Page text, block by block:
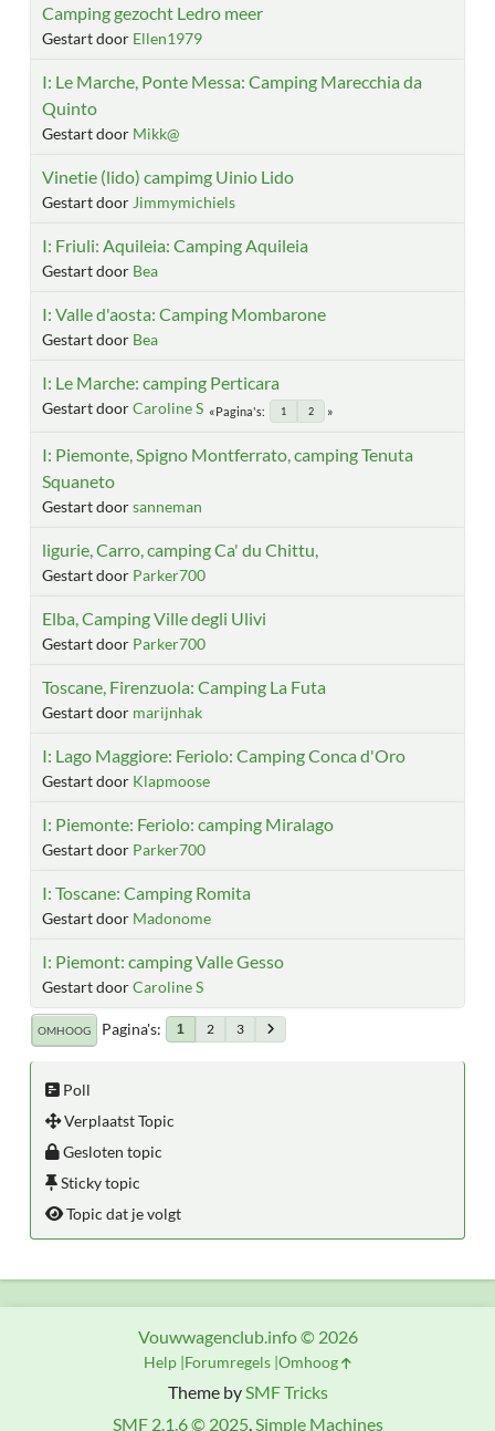
Camping gezocht Ledro meer
Gestart door Ellen1979
I: Le Marche, Ponte Messa: Camping Marecchia da
Quinto
Gestart door Mikk@
Vinetie (lido) campimg Uinio Lido
Gestart door Jimmymichiels
I: Friuli: Aquileia: Camping Aquileia
Gestart door Bea
I: Valle d'aosta: Camping Mombarone
Gestart door Bea
I: Le Marche: camping Perticara
Gestart doorCaroline S Pagina's 1 2
I: Piemonte, Spigno Montferrato, camping Tenuta
Squaneto
Gestart doorsanneman
ligurie, Carro, camping Ca' du Chittu,
Gestart door Parker700
Elba, Camping Ville degli Ulivi
Gestart door Parker700
Toscane, Firenzuola: Camping La Futa
Gestart door marijnhak
I: Lago Maggiore: Feriolo: Camping Conca d'Oro
Gestart door Klapmoose
I: Piemonte: Feriolo: camping Miralago
Gestart door Parker700
I: Toscane: Camping Romita
Gestart door Madonome
I: Piemont: camping Valle Gesso
Gestart doorCaroline S
OMHOOG Pagina's 1 2 3
Poll
Verplaatst Topic
Gesloten topic
Sticky topic
Topic dat je volgt
Theme bySMF Tricks
SMF 2.1.6 © 2025,Simple Machines
Vouwwagenclub.info © 2026
Help Forumregels Omhoog